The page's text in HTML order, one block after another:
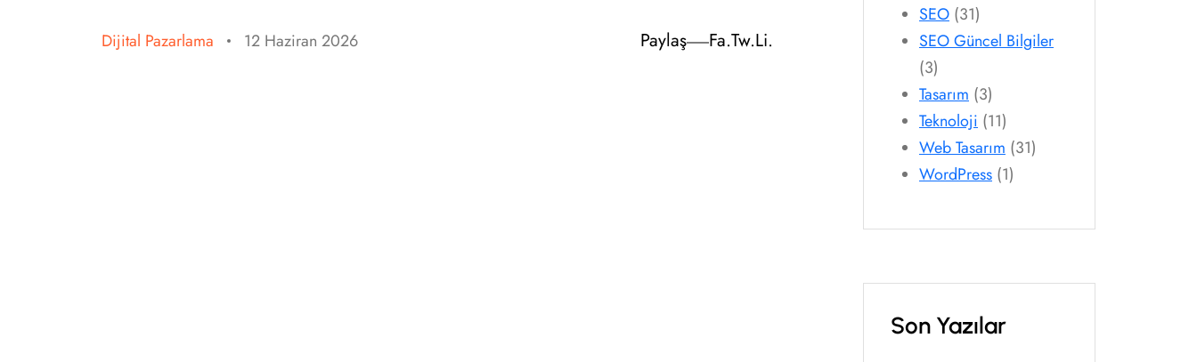
Dijital Pazarlama 12 Haziran 2026 Paylaş Fa.Tw.Li.
SEO (31)
SEO Güncel Bilgiler
(3)
Tasarım (3)
Teknoloji (11)
Web Tasarım (31)
WordPress (1)
Son Yazılar